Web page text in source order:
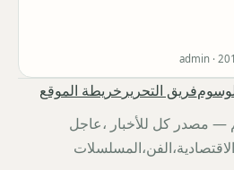
admin ·
فريق التحرير خريطة الموقع
— مصدر كل للأخبار ،عاجل